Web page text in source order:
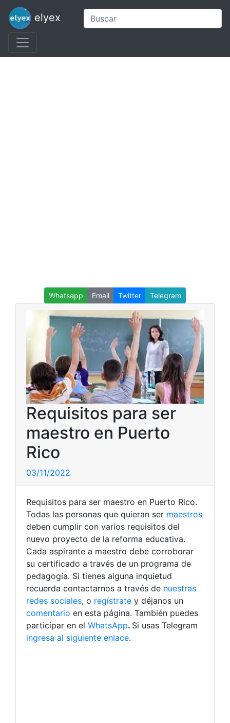
elyex
Whatsapp Email Twitter Telegram
Requisitos para ser
maestro en Puerto
Rico
03/11/2022
Requisitos para ser maestro en Puerto Rico.
Todas las personas que quieran ser maestros
deben cumplir con varios requisitos del
nuevo proyecto de la reforma educativa.
Cada aspirante a maestro debe corroborar
su certificado a través de un programa de
pedagogía. Si tienes alguna inquietud
recuerda contactarnos a través de nuestras
redes sociales, o regístrate y déjanos un
comentario en esta página. También puedes
participar en el WhatsApp. Si usas Telegram
ingresa al siguiente enlace.